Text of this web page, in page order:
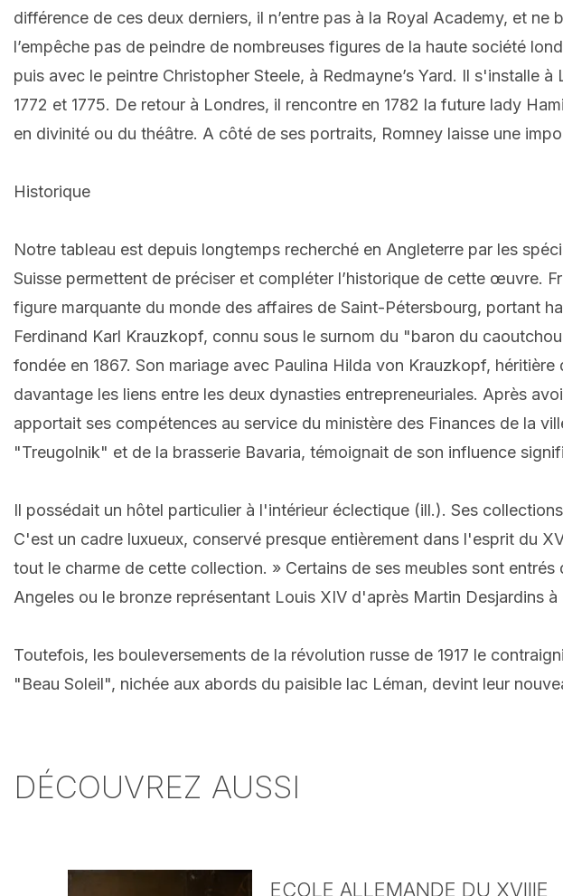
différence de ces deux derniers, il n’entre pas à la Royal Academy, et
l’empêche pas de peindre de nombreuses figures de la haute société
puis avec le peintre Christopher Steele, à Redmayne’s Yard. Il s'installe
1772 et 1775. De retour à Londres, il rencontre en 1782 la future lady
en divinité ou du théâtre. A côté de ses portraits, Romney laisse une
Historique
Notre tableau est depuis longtemps recherché en Angleterre par les
Suisse permettent de préciser et compléter l’historique de cette œuvre.
figure marquante du monde des affaires de Saint-Pétersbourg, portant
Ferdinand Karl Krauzkopf, connu sous le surnom du "baron du
fondée en 1867. Son mariage avec Paulina Hilda von Krauzkopf,
davantage les liens entre les deux dynasties entrepreneuriales. Après
apportait ses compétences au service du ministère des Finances de la
"Treugolnik" et de la brasserie Bavaria, témoignait de son influence
Il possédait un hôtel particulier à l'intérieur éclectique (ill.). Ses
C'est un cadre luxueux, conservé presque entièrement dans l'esprit du
tout le charme de cette collection. » Certains de ses meubles sont
Angeles ou le bronze représentant Louis XIV d'après Martin Desjardins
Toutefois, les bouleversements de la révolution russe de 1917 le
"Beau Soleil", nichée aux abords du paisible lac Léman, devint leur
DÉCOUVREZ AUSSI
ECOLE ALLEMANDE DU XVIIIE